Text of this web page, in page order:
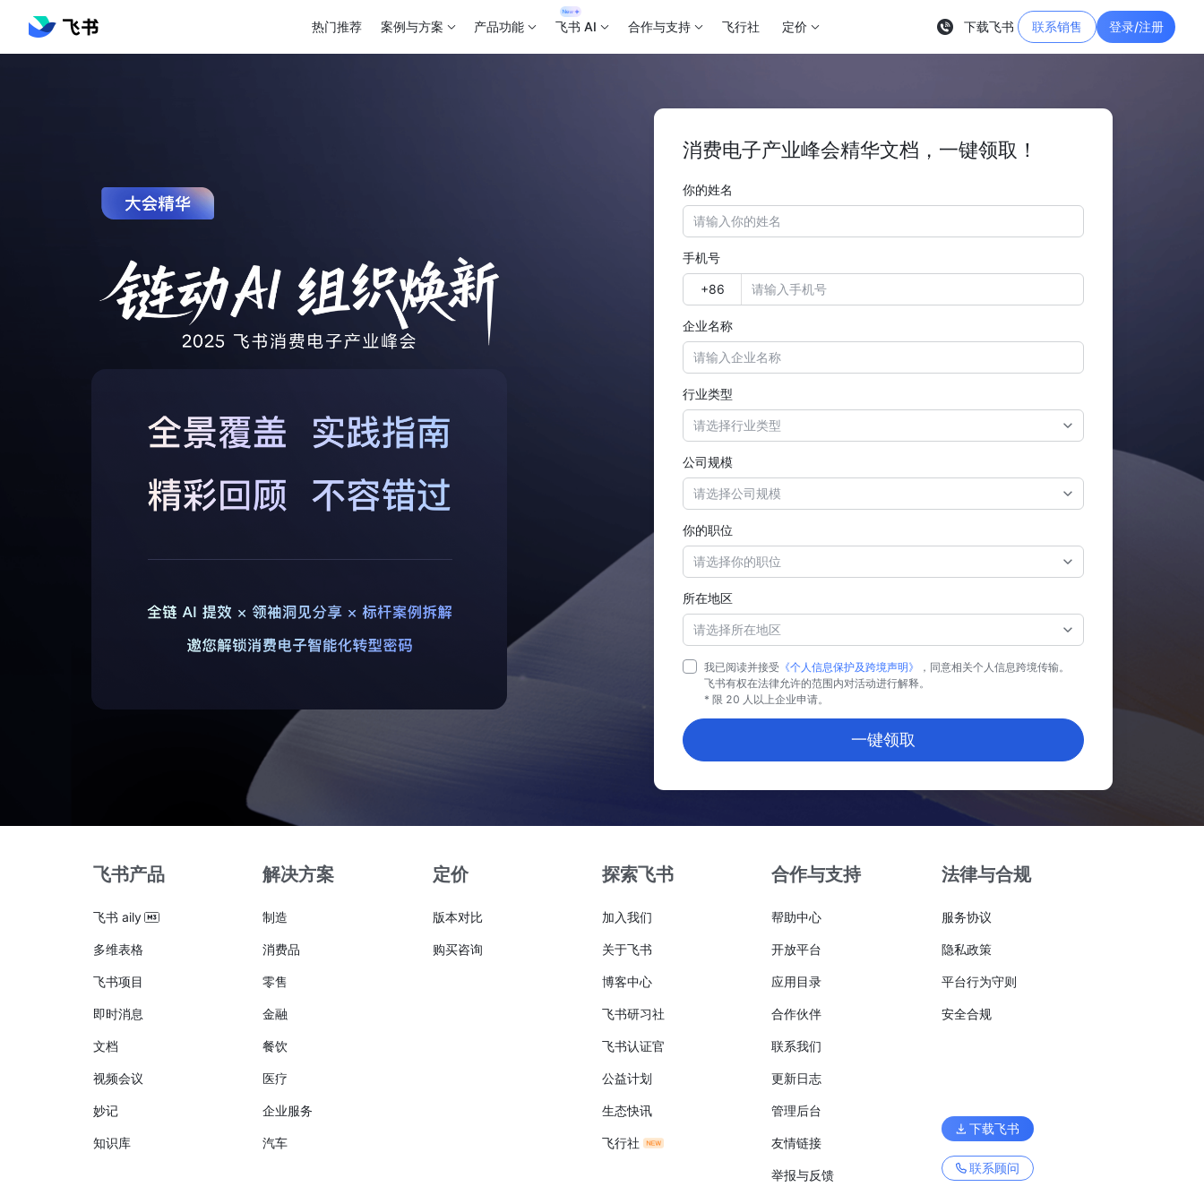
热门推荐 案例与方案 产品功能 飞书 AI 合作与支持 飞行社 定价 下载飞书 联系销售 登录/注册
消费电子产业峰会精华文档，一键领取！
你的姓名
手机号
企业名称
行业类型
请选择行业类型
公司规模
请选择公司规模
你的职位
请选择你的职位
所在地区
请选择所在地区
我已阅读并接受 《个人信息保护及跨境声明》
，同意相关个人信息跨境传输。
飞书有权在法律允许的范围内对活动进行解释。
* 限 20 人以上企业申请。
一键领取
飞书产品
飞书 aily
多维表格
飞书项目
即时消息
文档
视频会议
妙记
知识库
解决方案
制造
消费品
零售
金融
餐饮
医疗
企业服务
汽车
定价
版本对比
购买咨询
探索飞书
加入我们
关于飞书
博客中心
飞书研习社
飞书认证官
公益计划
生态快讯
飞行社
合作与支持
帮助中心
开放平台
应用目录
合作伙伴
联系我们
更新日志
管理后台
友情链接
举报与反馈
法律与合规
服务协议
隐私政策
平台行为守则
安全合规
下载飞书
联系顾问